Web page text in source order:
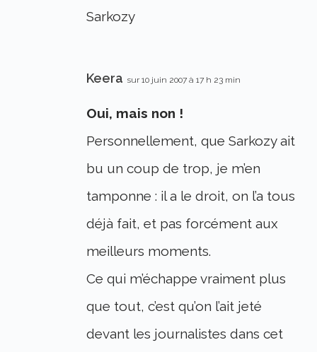
Sarkozy
Keera sur 10 juin 2007 à 17 h 23 min
Oui, mais non !
Personnellement, que Sarkozy ait
bu un coup de trop, je m’en
tamponne : il a le droit, on l’a tous
déjà fait, et pas forcément aux
meilleurs moments.
Ce qui m’échappe vraiment plus
que tout, c’est qu’on l’ait jeté
devant les journalistes dans cet